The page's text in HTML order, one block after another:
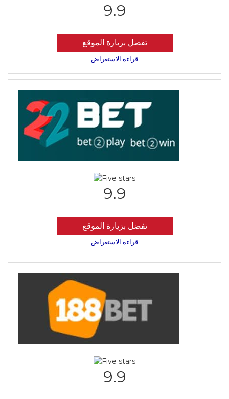
9.9
تفضل بزيارة الموقع
قراءة الاستعراض
9.9
تفضل بزيارة الموقع
قراءة الاستعراض
9.9